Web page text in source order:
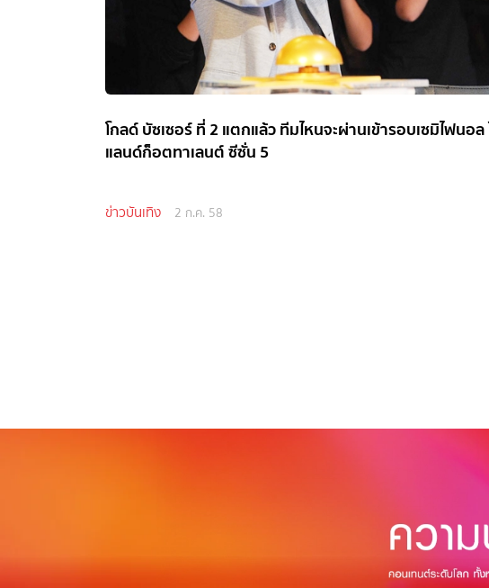
โกลด์ บัซเซอร์ ที่ 2 แตกแล้ว ทีมไหนจะผ่านเข้ารอบเซมิไฟนอล
แลนด์ก็อตทาเลนต์ ซีซั่น 5
ข่าวบันเทิง 2 ก.ค. 58